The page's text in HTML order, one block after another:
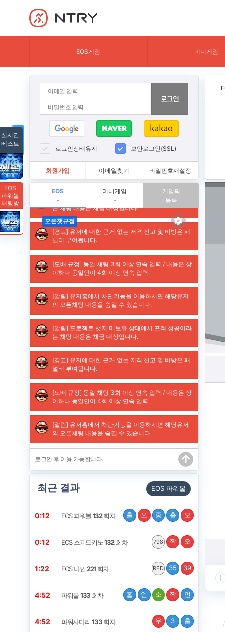
NTRY
EOS게임 미니게임
로그인상태유지 보안로그인(SSL)
회원가입 이메일찾기 비밀번호재설정
EOS
-
미니게임
-
게임픽
등록
최근 결과 EOS 파워볼
0:11 EOS 파워볼132회차 홀 오 중 홀 오
0:11 EOS 스피드키노132회차 798 짝 오
1:21 EOS 나인221 회차 RED 35 39
4:51 파워볼133회차 홀 언 소 짝 언
4:51 파워사다리133회차 우 3 홀
실시간
베스트
EOS
파워볼
채팅방